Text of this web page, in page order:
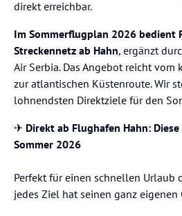
direkt erreichbar.
Im Sommerflugplan 2026 bedient
Streckennetz ab Hahn, ergänzt
Air Serbia. Das Angebot reicht vom
zur atlantischen Küstenroute. Wir
lohnendsten Direktziele für den
✈️ Direkt ab Flughafen Hahn:
Sommer 2026
Perfekt für einen schnellen Urlaub
jedes Ziel hat seinen ganz eigenen